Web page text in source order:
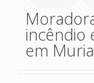
incêndio
em